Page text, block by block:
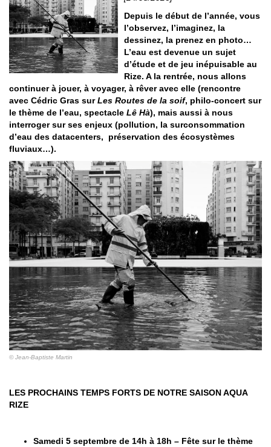
Depuis le début de l’année, vous
l’observez, l’imaginez, la
dessinez, la prenez en photo…
L’eau est devenue un sujet
d’étude et de jeu inépuisable au
Rize. A la rentrée, nous allons
continuer à jouer, à voyager, à rêver avec elle (rencontre
avec Cédric Gras surLes Routes de la soif, philo-concert sur
le thème de l’eau, spectacle Lê Hà), mais aussi à nous
interroger sur ses enjeux (pollution, la surconsommation
d’eau des datacenters, préservation des écosystèmes
fluviaux…).
© Jean-Baptiste Martin
LES PROCHAINS TEMPS FORTS DE NOTRE SAISON AQUA
RIZE
Samedi 5 septembre de 14h à 18h – Fête sur le thème